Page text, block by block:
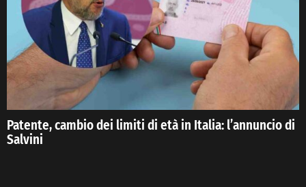
Patente, cambio dei limiti di età in Italia: l’annuncio di
Salvini